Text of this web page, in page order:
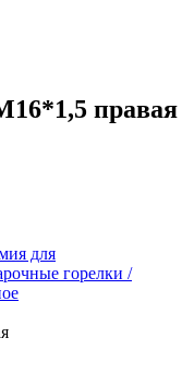
правая
для
горелки /